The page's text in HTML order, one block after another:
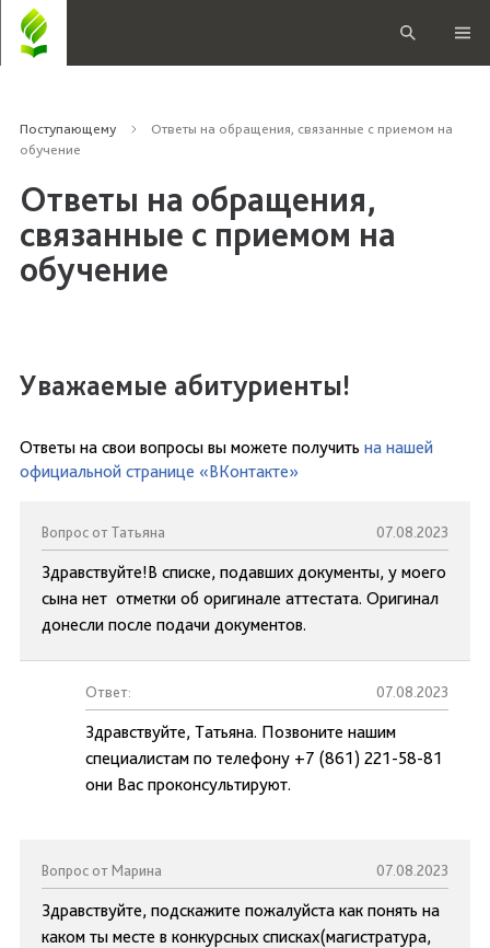
Поступающему
Ответы на обращения, связанные с приемом на
обучение
Ответы на обращения,
связанные с приемом на
обучение
Уважаемые абитуриенты!
Ответы на свои вопросы вы можете получить на нашей
официальной странице «ВКонтакте»
Вопрос от Татьяна 07.08.2023
Здравствуйте!В списке, подавших документы, у моего
сына нет отметки об оригинале аттестата. Оригинал
донесли после подачи документов.
Ответ: 07.08.2023
Здравствуйте, Татьяна. Позвоните нашим
специалистам по телефону +7 (861) 221-58-81
они Вас проконсультируют.
Вопрос от Марина 07.08.2023
Здравствуйте, подскажите пожалуйста как понять на
каком ты месте в конкурсных списках(магистратура,